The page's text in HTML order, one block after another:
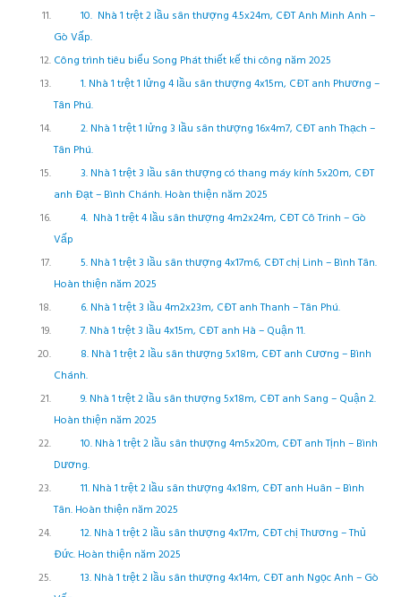
10. Nhà 1 trệt 2 lầu sân thượng 4.5x24m, CĐT Anh Minh Anh –
Gò Vấp.
Công trình tiêu biểu Song Phát thiết kế thi công năm 2025
1. Nhà 1 trệt 1 lửng 4 lầu sân thượng 4x15m, CĐT anh Phương –
Tân Phú.
2. Nhà 1 trệt 1 lửng 3 lầu sân thượng 16x4m7, CĐT anh Thạch –
Tân Phú.
3. Nhà 1 trệt 3 lầu sân thượng có thang máy kính 5x20m, CĐT
anh Đạt – Bình Chánh. Hoàn thiện năm 2025
4. Nhà 1 trệt 4 lầu sân thượng 4m2x24m, CĐT Cô Trinh – Gò
Vấp
5. Nhà 1 trệt 3 lầu sân thượng 4x17m6, CĐT chị Linh – Bình Tân.
Hoàn thiện năm 2025
6. Nhà 1 trệt 3 lầu 4m2x23m, CĐT anh Thanh – Tân Phú.
7. Nhà 1 trệt 3 lầu 4x15m, CĐT anh Hà – Quận 11.
8. Nhà 1 trệt 2 lầu sân thượng 5x18m, CĐT anh Cương – Bình
Chánh.
9. Nhà 1 trệt 2 lầu sân thượng 5x18m, CĐT anh Sang – Quận 2.
Hoàn thiện năm 2025
10. Nhà 1 trệt 2 lầu sân thượng 4m5x20m, CĐT anh Tịnh – Bình
Dương.
11. Nhà 1 trệt 2 lầu sân thượng 4x18m, CĐT anh Huân – Bình
Tân. Hoàn thiện năm 2025
12. Nhà 1 trệt 2 lầu sân thượng 4x17m, CĐT chị Thương – Thủ
Đức. Hoàn thiện năm 2025
13. Nhà 1 trệt 2 lầu sân thượng 4x14m, CĐT anh Ngọc Anh – Gò